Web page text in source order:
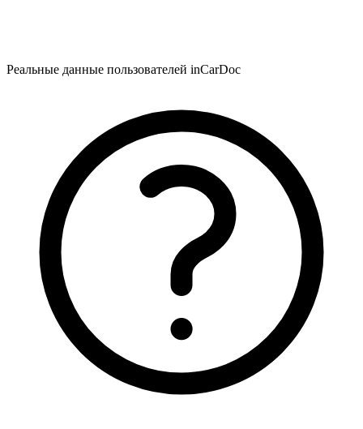
Реальные данные пользователей inCarDoc